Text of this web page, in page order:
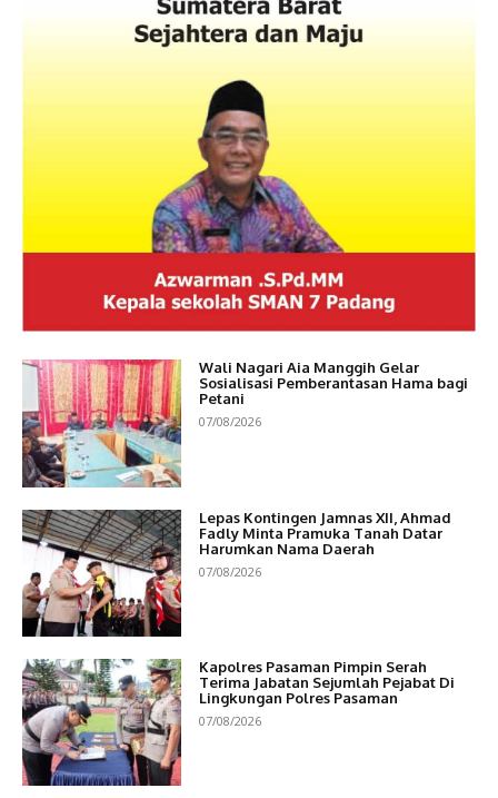
Wali Nagari Aia Manggih Gelar
Sosialisasi Pemberantasan Hama bagi
Petani
07/08/2026
Lepas Kontingen Jamnas XII, Ahmad
Fadly Minta Pramuka Tanah Datar
Harumkan Nama Daerah
07/08/2026
Kapolres Pasaman Pimpin Serah
Terima Jabatan Sejumlah Pejabat Di
Lingkungan Polres Pasaman
07/08/2026